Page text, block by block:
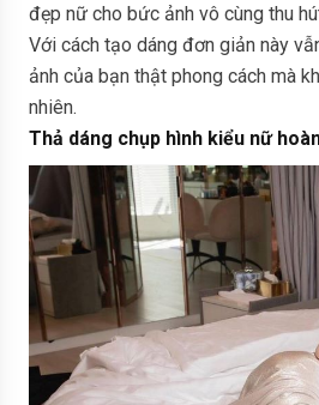
đẹp nữ cho bức ảnh vô cùng thu
Với cách tạo dáng đơn giản này
ảnh của bạn thật phong cách mà
nhiên.
Thả dáng chụp hình kiểu nữ